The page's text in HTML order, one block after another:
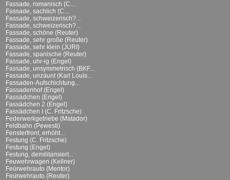
Fassade, romanisch (C....
Fassade, sachlich (C....
Fassade, schweizerisch?...
Fassade, schweizerisch?...
Fassade, schöne (Reuter)
Fassade, sehr große (Reuter)
Fassade, sehr klein (JURI)
Fassade, spanische (Reuter)
Fassade, uhr-ig (Engel)
Fassade, unsymmetrisch (BKF...
Fassade, unzäunt (Karl Louis...
Fassaden-Aufschichtung...
Fassadenhof (Engel)
Fassädchen (Engel)
Fassädchen 2 (Engel)
Fassädchen I (C. Fritzsche)
Federwerkgetriebe (Matador)
Feldbahn (Pewesti)
Fensterfront, erhöht...
Festung (C. Fritzsche)
Festung (Engel)
Festung, demilitarisiert...
Feuwehrwagen (Kellner)
Feürwehrauto (Mentor)
Feürwehrauto (Reuter)